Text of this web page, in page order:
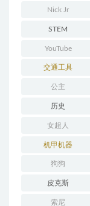
Nick Jr
STEM
YouTube
交通工具
公主
历史
女超人
机甲机器
狗狗
皮克斯
索尼